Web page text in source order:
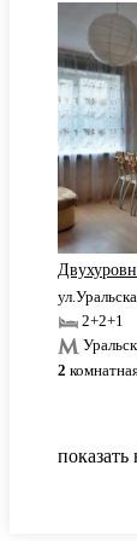
2+2+1
2
показать